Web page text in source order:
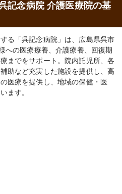
記念病院 介護医療院の基
る「呉記念病院」は、広島県呉市
への医療療養、介護療養、回復期
までをサポート。院内託児所、各
助など充実した施設を提供し、高
医療を提供し、地域の保健・医
ます。